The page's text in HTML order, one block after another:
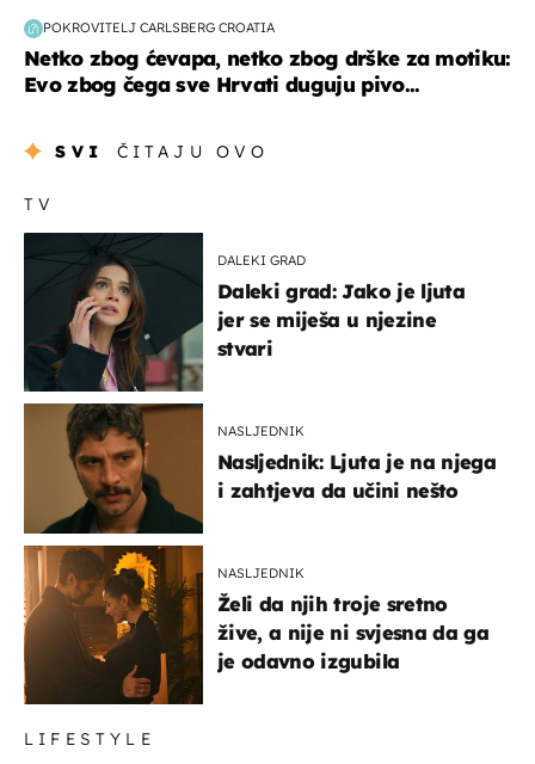
POKROVITELJ CARLSBERG CROATIA
Netko zbog ćevapa, netko zbog drške za motiku:
Evo zbog čega sve Hrvati duguju pivo...
SVI ČITAJU OVO
TV
DALEKI GRAD
Daleki grad: Jako je ljuta
jer se miješa u njezine
stvari
NASLJEDNIK
Nasljednik: Ljuta je na njega
i zahtjeva da učini nešto
NASLJEDNIK
Želi da njih troje sretno
žive, a nije ni svjesna da ga
je odavno izgubila
LIFESTYLE